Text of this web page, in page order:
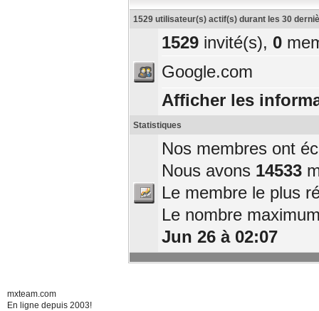
1529 utilisateur(s) actif(s) durant les 30
1529invité(s), 0
Google.com
Afficher les
Statistiques
Nos membres ont
Nous avons 14533
Le membre le plus
Le nombre
Jun 26 à 02:07
mxteam.com
En ligne depuis 2003!